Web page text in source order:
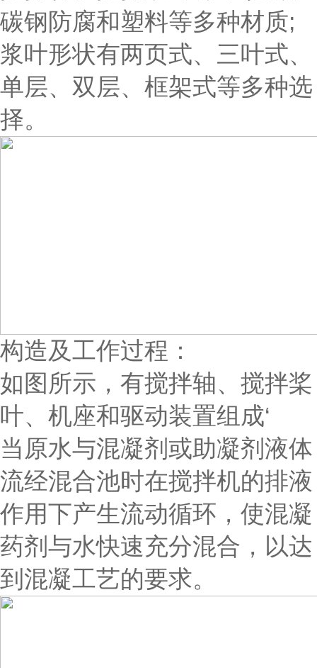
碳钢防腐和塑料等多种材质;
浆叶形状有两页式、三叶式、
单层、双层、框架式等多种选
择。
构造及工作过程：
如图所示，有搅拌轴、搅拌桨
叶、机座和驱动装置组成‘
当原水与混凝剂或助凝剂液体
流经混合池时在搅拌机的排液
作用下产生流动循环，使混凝
药剂与水快速充分混合，以达
到混凝工艺的要求。